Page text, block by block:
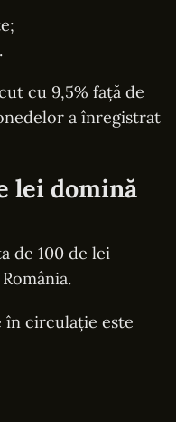
cu 9,5% față de
a înregistrat
lei domină
de 100 de lei
în circulație este